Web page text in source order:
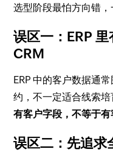
选型阶段最怕方向错，
误区一：ERP
CRM
ERP 中的客户数据通
约，不一定适合线索培
有客户字段，不等于有
误区二：先追求